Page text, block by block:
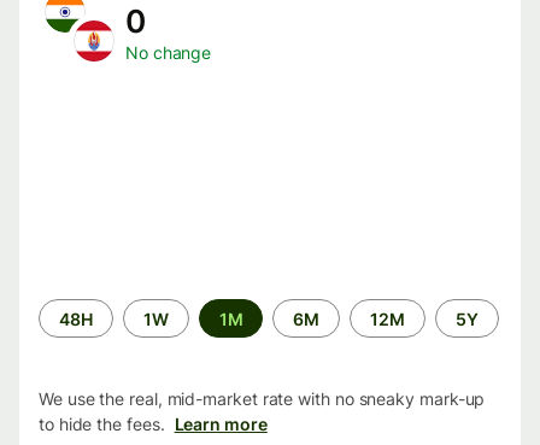
0
No change
Time
period
48H 1W 1M 6M 12M 5Y
We use the real, mid-market rate with no sneaky mark-up
to hide the fees. Learn more